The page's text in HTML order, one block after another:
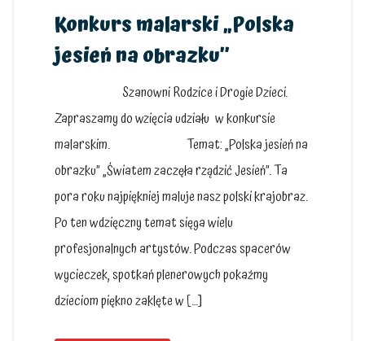
Konkurs malarski „Polska
jesień na obrazku”
Szanowni Rodzice i Drogie Dzieci.
Zapraszamy do wzięcia udziału w konkursie
malarskim. Temat: „Polska jesień na
obrazku” „Światem zaczęła rządzić Jesień”. Ta
pora roku najpiękniej maluje nasz polski krajobraz.
Po ten wdzięczny temat sięga wielu
profesjonalnych artystów. Podczas spacerów
wycieczek, spotkań plenerowych pokażmy
dzieciom piękno zaklęte w […]